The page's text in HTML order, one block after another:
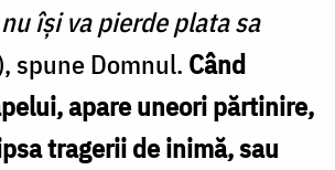
își va pierde plata sa
spune Domnul. Când
apare uneori părtinire,
tragerii de inimă, sau